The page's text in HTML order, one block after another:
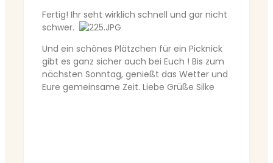
Fertig! Ihr seht wirklich schnell und gar nicht
schwer.
Und ein schönes Plätzchen für ein Picknick
gibt es ganz sicher auch bei Euch ! Bis zum
nächsten Sonntag, genießt das Wetter und
Eure gemeinsame Zeit. Liebe Grüße Silke